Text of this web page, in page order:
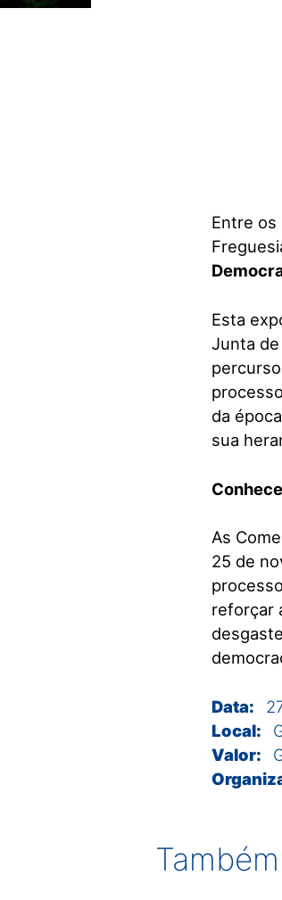
Entre os
Esta
Junta
da
sua
As
25 de
reforçar
Data:
Local:
Valor: